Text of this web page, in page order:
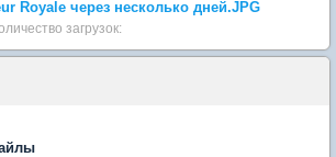
Royale через несколько дней.JPG
загрузок: